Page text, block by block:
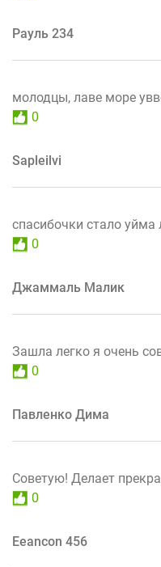
Рауль 234
молодцы, лаве море
0
Sapleilvi
спасибочки стало уйма
0
Джаммаль Малик
Зашла легко я очень
0
Павленко Дима
Советую! Делает
0
Eeancon 456